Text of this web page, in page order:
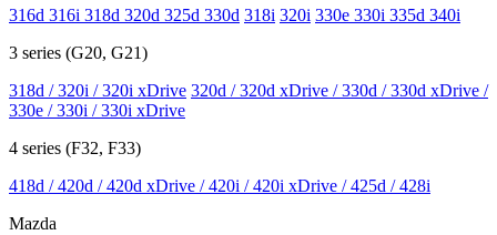
316d 316i 318d 320d 325d 330d 318i 320i 330e 330i 335d 340i
3 series (G20, G21)
318d / 320i / 320i xDrive 320d / 320d xDrive / 330d / 330d xDrive /
330e / 330i / 330i xDrive
4 series (F32, F33)
418d / 420d / 420d xDrive / 420i / 420i xDrive / 425d / 428i
Mazda